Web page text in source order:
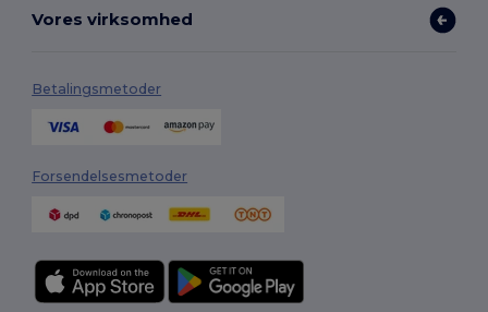
Vores virksomhed
Betalingsmetoder
Forsendelsesmetoder